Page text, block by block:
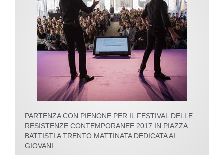
PARTENZA CON PIENONE PER IL FESTIVAL DELLE
RESISTENZE CONTEMPORANEE 2017 IN PIAZZA
BATTISTI A TRENTO MATTINATA DEDICATA AI
GIOVANI